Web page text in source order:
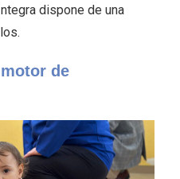
dispone de una
de